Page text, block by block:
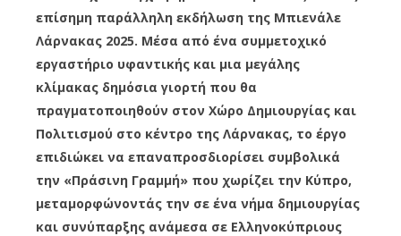
επίσημη παράλληλη εκδήλωση της Μπιενάλε
Λάρνακας 2025. Μέσα από ένα συμμετοχικό
εργαστήριο υφαντικής και μια μεγάλης
κλίμακας δημόσια γιορτή που θα
πραγματοποιηθούν στον Χώρο Δημιουργίας και
Πολιτισμού στο κέντρο της Λάρνακας, το έργο
επιδιώκει να επαναπροσδιορίσει συμβολικά
την «Πράσινη Γραμμή» που χωρίζει την Κύπρο,
μεταμορφώνοντάς την σε ένα νήμα δημιουργίας
και συνύπαρξης ανάμεσα σε Ελληνοκύπριους